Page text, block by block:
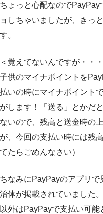
ちょっと心配なので
ョしちゃいましたが、きっ
す。
＜覚えてないんですが・・
子供のマイナポイントを
払いの時にマイナポイント
がします！「送る」とかだ
ないので、残高と送金時の
が、今回の支払い時には残
てたらごめんなさい）
ちなみにPayPayのアプリ
治体が掲載されていました
以外はPayPayで支払い可能